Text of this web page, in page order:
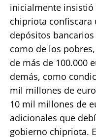
inicialmente
chipriota confiscara
depósitos
como de los
de más de 100.000
demás, como
mil millones de
10 mil millones de
adicionales que
gobierno chipriota.